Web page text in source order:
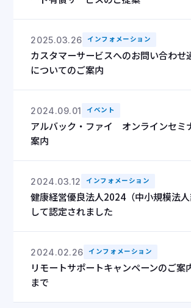
2025.03.26 インフォメーション
カスタマーサービスへのお問い合わせ
についてのご案内
2024.09.01 イベント
アルバック・ファイ オンラインセミ
案内
2024.03.12 インフォメーション
健康経営優良法人2024（中小規模法
して認定されました
2024.02.26 インフォメーション
リモートサポートキャンペーンのご
まで